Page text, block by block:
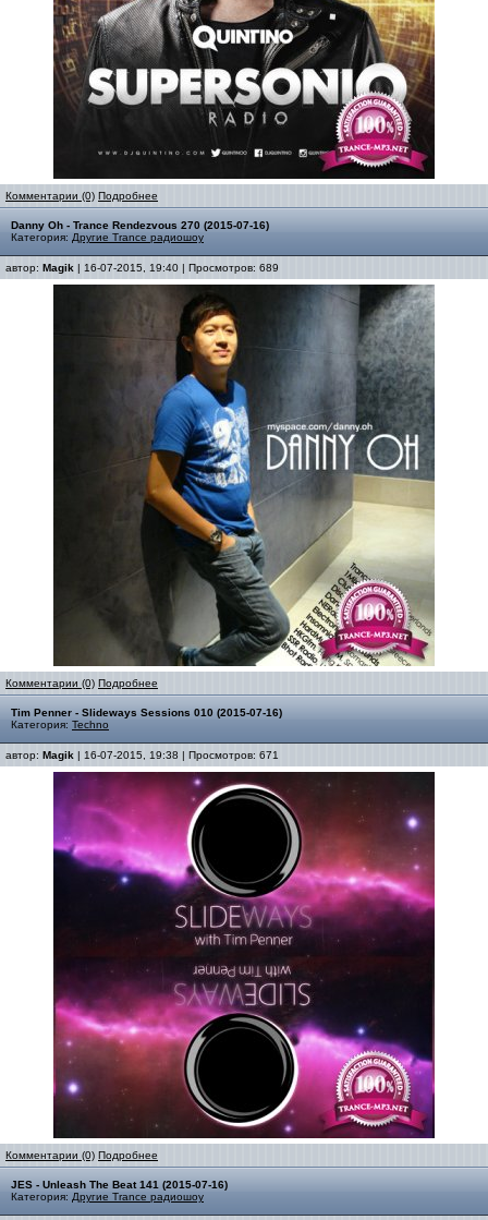
Комментарии (0) Подробнее
Danny Oh - Trance Rendezvous 270 (2015-07-16)
Категория: Другие Trance радиошоу
автор: Magik | 16-07-2015, 19:40 | Просмотров: 689
Комментарии (0) Подробнее
Tim Penner - Slideways Sessions 010 (2015-07-16)
Категория: Techno
автор: Magik | 16-07-2015, 19:38 | Просмотров: 671
Комментарии (0) Подробнее
JES - Unleash The Beat 141 (2015-07-16)
Категория: Другие Trance радиошоу